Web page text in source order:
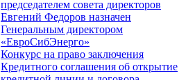
председателем совета директоров
Евгений Федоров назначен
Генеральным директором
«ЕвроСибЭнерго»
Конкурс на право заключения
Кредитного соглашения об открытие